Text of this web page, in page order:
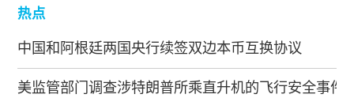
热点
中国和阿根廷两国央行续签双边本币互换协议
美监管部门调查涉特朗普所乘直升机的飞行安全事件